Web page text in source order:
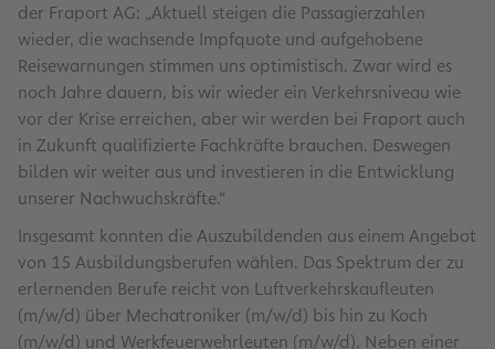
der Fraport AG: „Aktuell steigen die Passagierzahlen
wieder, die wachsende Impfquote und aufgehobene
Reisewarnungen stimmen uns optimistisch. Zwar wird es
noch Jahre dauern, bis wir wieder ein Verkehrsniveau wie
vor der Krise erreichen, aber wir werden bei Fraport auch
in Zukunft qualifizierte Fachkräfte brauchen. Deswegen
bilden wir weiter aus und investieren in die Entwicklung
unserer Nachwuchskräfte.“
Insgesamt konnten die Auszubildenden aus einem Angebot
von 15 Ausbildungsberufen wählen. Das Spektrum der zu
erlernenden Berufe reicht von Luftverkehrskaufleuten
(m/w/d) über Mechatroniker (m/w/d) bis hin zu Koch
(m/w/d) und Werkfeuerwehrleuten (m/w/d). Neben einer